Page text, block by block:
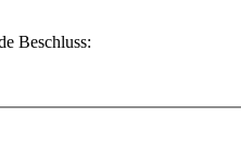
Beschluss: